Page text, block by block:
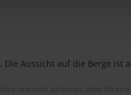
Aussicht auf die Berge ist